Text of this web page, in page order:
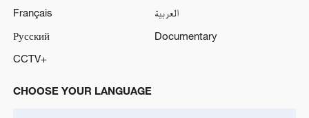
Français
العربية
Русский
Documentary
CCTV+
CHOOSE YOUR LANGUAGE